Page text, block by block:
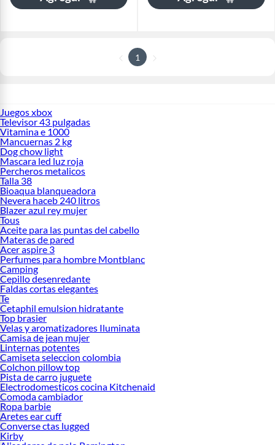
1
Juegos xbox
Televisor 43 pulgadas
Vitamina e 1000
Mancuernas 2 kg
Dog chow light
Mascara led luz roja
Percheros metalicos
Talla 38
Bioaqua blanqueadora
Nevera haceb 240 litros
Blazer azul rey mujer
Tous
Aceite para las puntas del cabello
Materas de pared
Acer aspire 3
Perfumes para hombre Montblanc
Camping
Cepillo desenredante
Faldas cortas elegantes
Te
Cetaphil emulsion hidratante
Top brasier
Velas y aromatizadores Iluminata
Camisa de jean mujer
Linternas potentes
Camiseta seleccion colombia
Colchon pillow top
Pista de carro juguete
Electrodomesticos cocina Kitchenaid
Comoda cambiador
Ropa barbie
Aretes ear cuff
Converse ctas lugged
Kirby